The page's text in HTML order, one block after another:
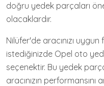
doğru yedek parçaları
olacaklardır.
Nilüfer'de aracınızı
istediğinizde Opel oto
seçenektir. Bu yedek
aracınızın performansını